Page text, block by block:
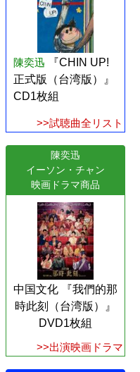
陳奕迅
『CHIN UP!
正式版（台湾版）』
CD1枚組
>>試聴曲全リスト
陳奕迅
イーソン・チャン
映画ドラマ商品
中国文化 『我們的那
時此刻（台湾版）』
DVD1枚組
>>出演映画ドラマ